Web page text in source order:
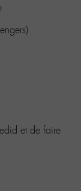
et de faire